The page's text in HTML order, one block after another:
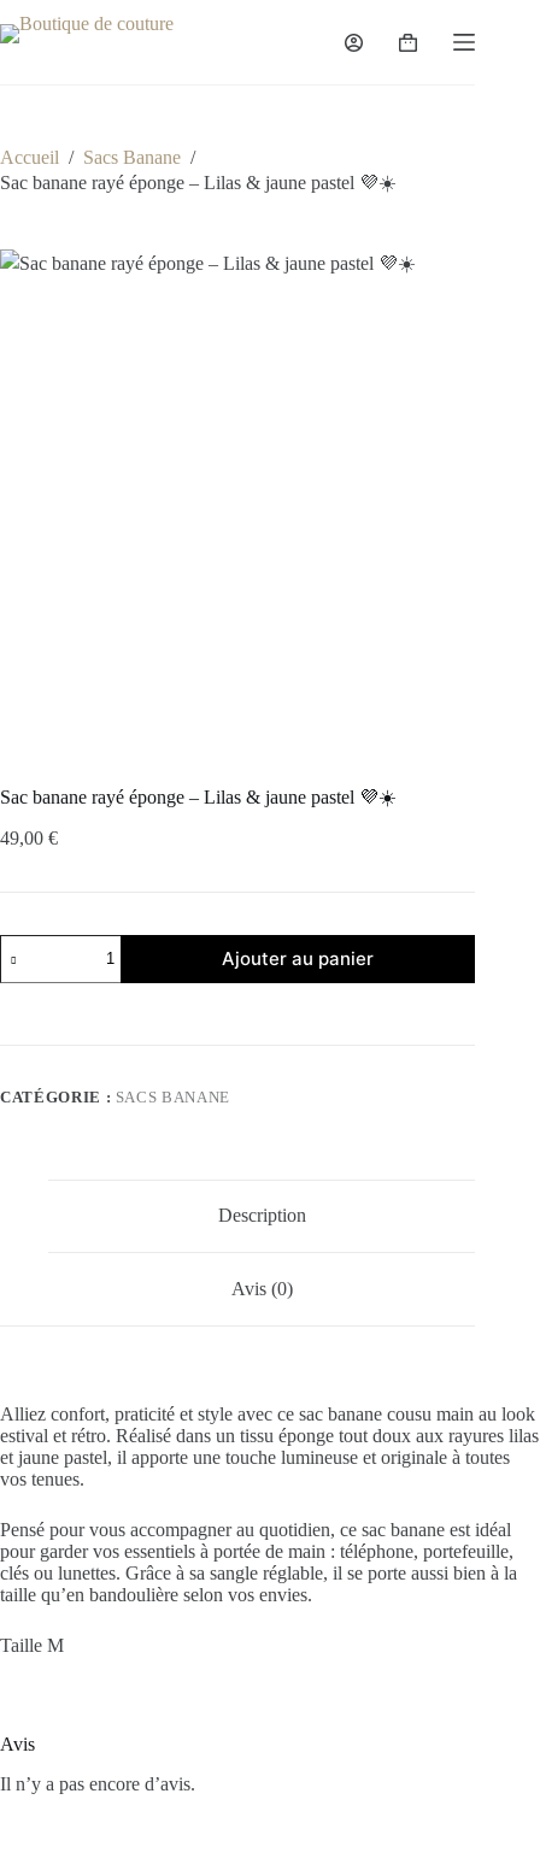
au
Panier
Accueil / Sacs Banane /
Sac banane rayé éponge – Lilas & jaune pastel 💜☀️
Sac banane rayé éponge – Lilas & jaune pastel 💜☀️
49,00 €
quantité
de
Sac
&
Ajouter au panier
CATÉGORIE : SACS BANANE
Description
Avis (0)
Alliez confort, praticité et style avec ce sac banane cousu main au look
estival et rétro. Réalisé dans un tissu éponge tout doux aux rayures lilas
et jaune pastel, il apporte une touche lumineuse et originale à toutes
vos tenues.
Pensé pour vous accompagner au quotidien, ce sac banane est idéal
pour garder vos essentiels à portée de main : téléphone, portefeuille,
clés ou lunettes. Grâce à sa sangle réglable, il se porte aussi bien à la
taille qu’en bandoulière selon vos envies.
Taille M
Avis
Il n’y a pas encore d’avis.